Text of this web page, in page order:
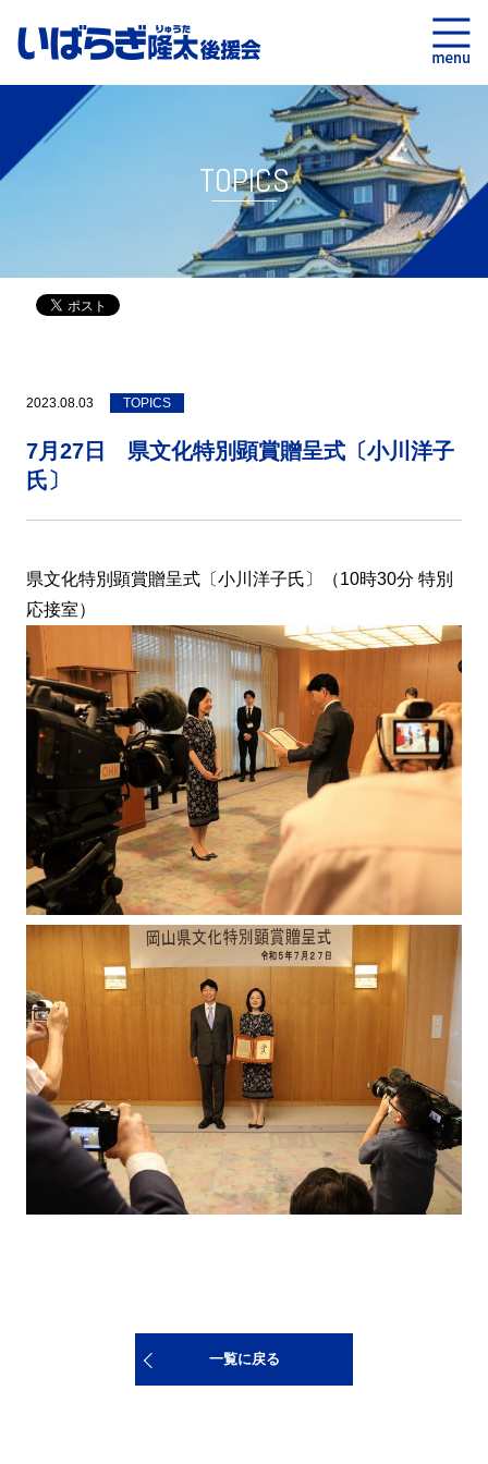
TOPICS
2023.08.03 TOPICS
7月27日 県文化特別顕賞贈呈式〔小川洋子
氏〕
県文化特別顕賞贈呈式〔小川洋子氏〕（10時30分 特別
応接室）
一覧に戻る